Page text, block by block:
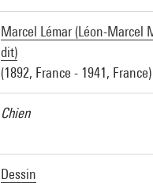
Marcel Lémar (Léon-Marcel
dit)
(1892, France - 1941, France)
Chien
Dessin